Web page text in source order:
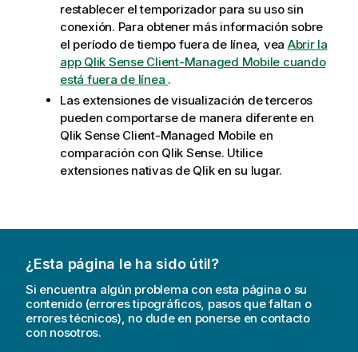
restablecer el temporizador para su uso sin
conexión. Para obtener más información sobre
el período de tiempo fuera de línea, vea Abrir la
app Qlik Sense Client-Managed Mobile cuando
está fuera de línea .
Las extensiones de visualización de terceros
pueden comportarse de manera diferente en
Qlik Sense Client-Managed Mobile en
comparación con Qlik Sense. Utilice
extensiones nativas de Qliken su lugar.
¿Esta página le ha sido útil?
Si encuentra algún problema con esta página o su
contenido (errores tipográficos, pasos que faltan o
errores técnicos), no dude en ponerse en contacto
con nosotros.